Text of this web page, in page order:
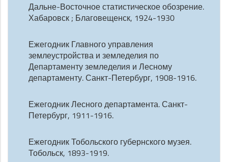
Дальне-Восточное статистическое обозрение.
Хабаровск ; Благовещенск, 1924-1930
Ежегодник Главного управления
землеустройства и земледелия по
Департаменту земледелия и Лесному
департаменту. Санкт-Петербург, 1908-1916.
Ежегодник Лесного департамента. Санкт-
Петербург, 1911-1916.
Ежегодник Тобольского губернского музея.
Тобольск, 1893-1919.